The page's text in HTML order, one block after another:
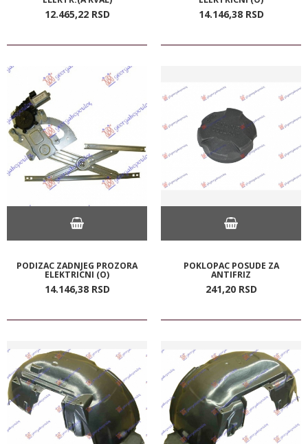
12.465,22 RSD 14.146,38 RSD
PODIZAC ZADNJEG PROZORA
ELEKTRICNI (O)
14.146,38 RSD
POKLOPAC POSUDE ZA
ANTIFRIZ
241,20 RSD